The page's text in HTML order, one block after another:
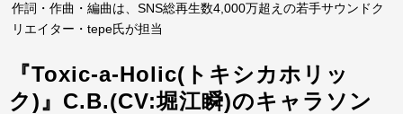
作詞・作曲・編曲は、SNS総再生数4,000万超えの若手サウンドク
リエイター・tepe氏が担当
『Toxic-a-Holic(トキシカホリッ
ク)』C.B.(CV:堀江瞬)のキャラソン